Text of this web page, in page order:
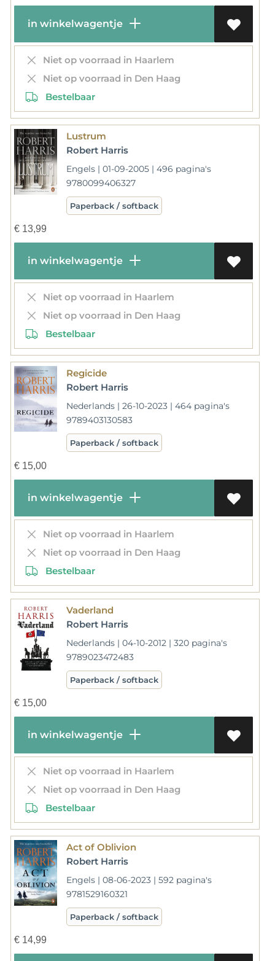
in winkelwagentje
Niet op voorraad in Haarlem
Niet op voorraad in Den Haag
Bestelbaar
Lustrum
Robert Harris
Engels | 01-09-2005 | 496 pagina's
9780099406327
Paperback / softback
€13,99
in winkelwagentje
Niet op voorraad in Haarlem
Niet op voorraad in Den Haag
Bestelbaar
Regicide
Robert Harris
Nederlands | 26-10-2023 | 464 pagina's
9789403130583
Paperback / softback
€15,00
in winkelwagentje
Niet op voorraad in Haarlem
Niet op voorraad in Den Haag
Bestelbaar
Vaderland
Robert Harris
Nederlands | 04-10-2012 | 320 pagina's
9789023472483
Paperback / softback
€15,00
in winkelwagentje
Niet op voorraad in Haarlem
Niet op voorraad in Den Haag
Bestelbaar
Act of Oblivion
Robert Harris
Engels | 08-06-2023 | 592 pagina's
9781529160321
Paperback / softback
€14,99